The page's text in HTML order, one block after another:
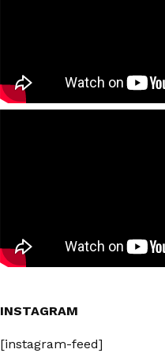
INSTAGRAM
[instagram-feed]